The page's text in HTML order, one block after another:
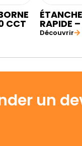
CCT RAPIDE
Découvrir
un